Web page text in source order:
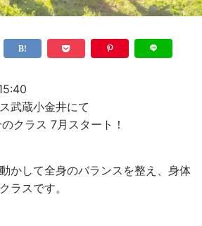
武蔵小金井にて
クラス 7月スタート！
かして全身のバランスを整え、身体
ラスです。